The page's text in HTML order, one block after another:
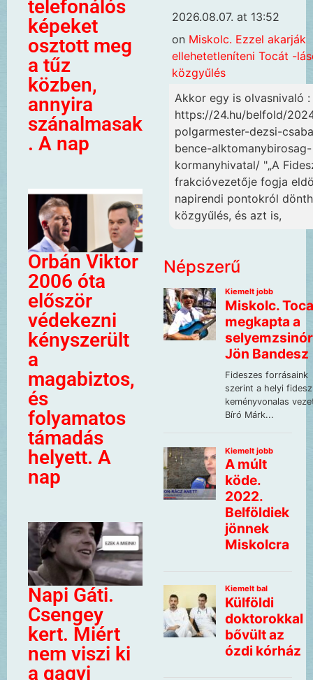
telefonálós
képeket
osztott meg
a tűz
közben,
annyira
szánalmasak
. A nap
Orbán Viktor
2006 óta
először
védekezni
kényszerült
a
magabiztos,
és
folyamatos
támadás
helyett. A
nap
Napi Gáti.
Csengey
kert. Miért
nem viszi ki
a gagyi
2026.08.07. at 13:52
on Miskolc. Ezzel akarják
ellehetetleníteni Tocát -
közgyűlés
Akkor egy is olvasnivaló :
https://24.hu/belfold/
polgarmester-dezsi-
bence-alktomanybirosag-
kormanyhivatal/ "„A
frakcióvezetője fogja
napirendi pontokról
közgyűlés, és azt is,
Népszerű